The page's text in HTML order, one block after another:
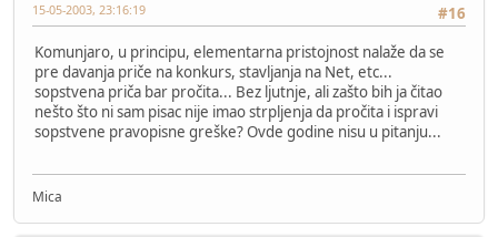
#16
15-05-2003, 23:16:19
Komunjaro, u principu, elementarna pristojnost nalaže da se
pre davanja priče na konkurs, stavljanja na Net, etc...
sopstvena priča bar pročita... Bez ljutnje, ali zašto bih ja čitao
nešto što ni sam pisac nije imao strpljenja da pročita i ispravi
sopstvene pravopisne greške? Ovde godine nisu u pitanju...
Mica